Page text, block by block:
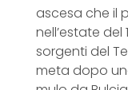
ascesa che il
nell’estate del
sorgenti del
meta dopo